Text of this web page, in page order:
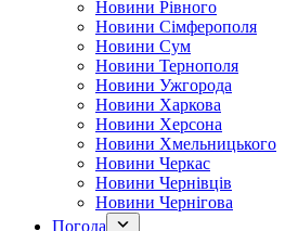
Новини Рівного
Новини Сімферополя
Новини Сум
Новини Тернополя
Новини Ужгорода
Новини Харкова
Новини Херсона
Новини Хмельницького
Новини Черкас
Новини Чернівців
Новини Чернігова
Погода